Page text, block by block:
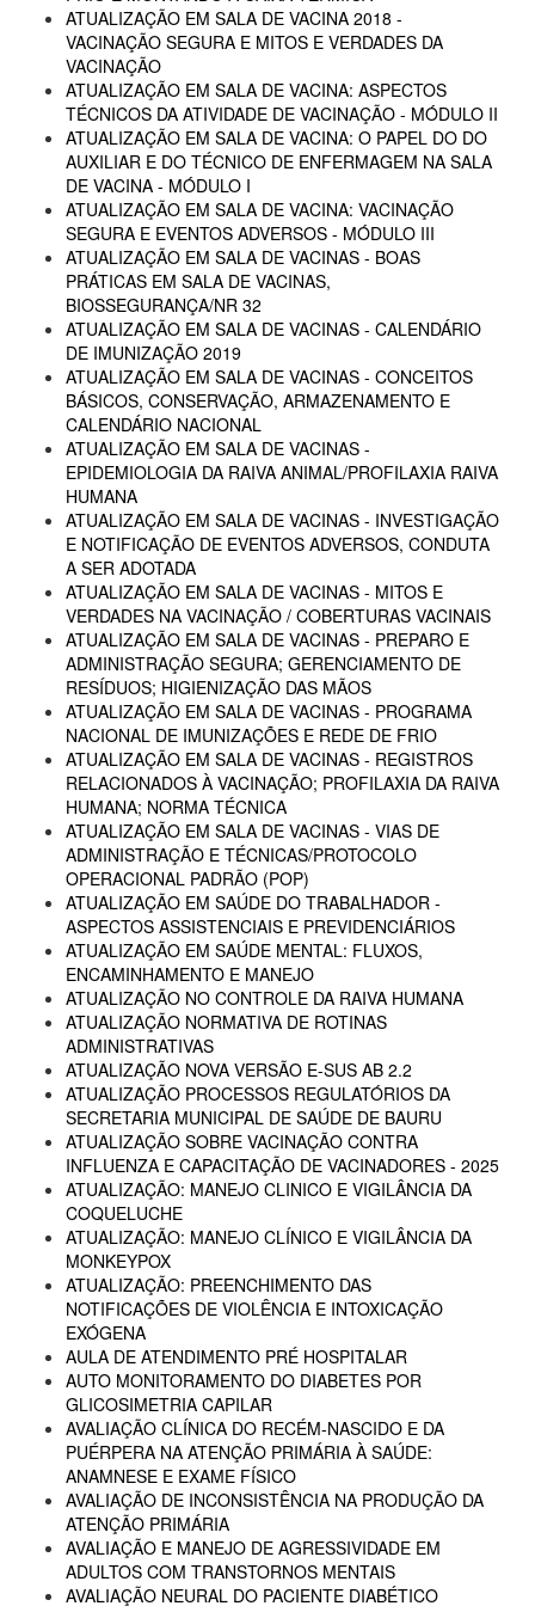
ATUALIZAÇÃO EM SALA DE VACINA 2018 -
VACINAÇÃO SEGURA E MITOS E VERDADES DA
VACINAÇÃO
ATUALIZAÇÃO EM SALA DE VACINA: ASPECTOS
TÉCNICOS DA ATIVIDADE DE VACINAÇÃO - MÓDULO II
ATUALIZAÇÃO EM SALA DE VACINA: O PAPEL DO DO
AUXILIAR E DO TÉCNICO DE ENFERMAGEM NA SALA
DE VACINA - MÓDULO I
ATUALIZAÇÃO EM SALA DE VACINA: VACINAÇÃO
SEGURA E EVENTOS ADVERSOS - MÓDULO III
ATUALIZAÇÃO EM SALA DE VACINAS - BOAS
PRÁTICAS EM SALA DE VACINAS,
BIOSSEGURANÇA/NR 32
ATUALIZAÇÃO EM SALA DE VACINAS - CALENDÁRIO
DE IMUNIZAÇÃO 2019
ATUALIZAÇÃO EM SALA DE VACINAS - CONCEITOS
BÁSICOS, CONSERVAÇÃO, ARMAZENAMENTO E
CALENDÁRIO NACIONAL
ATUALIZAÇÃO EM SALA DE VACINAS -
EPIDEMIOLOGIA DA RAIVA ANIMAL/PROFILAXIA RAIVA
HUMANA
ATUALIZAÇÃO EM SALA DE VACINAS - INVESTIGAÇÃO
E NOTIFICAÇÃO DE EVENTOS ADVERSOS, CONDUTA
A SER ADOTADA
ATUALIZAÇÃO EM SALA DE VACINAS - MITOS E
VERDADES NA VACINAÇÃO / COBERTURAS VACINAIS
ATUALIZAÇÃO EM SALA DE VACINAS - PREPARO E
ADMINISTRAÇÃO SEGURA; GERENCIAMENTO DE
RESÍDUOS; HIGIENIZAÇÃO DAS MÃOS
ATUALIZAÇÃO EM SALA DE VACINAS - PROGRAMA
NACIONAL DE IMUNIZAÇÕES E REDE DE FRIO
ATUALIZAÇÃO EM SALA DE VACINAS - REGISTROS
RELACIONADOS À VACINAÇÃO; PROFILAXIA DA RAIVA
HUMANA; NORMA TÉCNICA
ATUALIZAÇÃO EM SALA DE VACINAS - VIAS DE
ADMINISTRAÇÃO E TÉCNICAS/PROTOCOLO
OPERACIONAL PADRÃO (POP)
ATUALIZAÇÃO EM SAÚDE DO TRABALHADOR -
ASPECTOS ASSISTENCIAIS E PREVIDENCIÁRIOS
ATUALIZAÇÃO EM SAÚDE MENTAL: FLUXOS,
ENCAMINHAMENTO E MANEJO
ATUALIZAÇÃO NO CONTROLE DA RAIVA HUMANA
ATUALIZAÇÃO NORMATIVA DE ROTINAS
ADMINISTRATIVAS
ATUALIZAÇÃO NOVA VERSÃO E-SUS AB 2.2
ATUALIZAÇÃO PROCESSOS REGULATÓRIOS DA
SECRETARIA MUNICIPAL DE SAÚDE DE BAURU
ATUALIZAÇÃO SOBRE VACINAÇÃO CONTRA
INFLUENZA E CAPACITAÇÃO DE VACINADORES - 2025
ATUALIZAÇÃO: MANEJO CLINICO E VIGILÂNCIA DA
COQUELUCHE
ATUALIZAÇÃO: MANEJO CLÍNICO E VIGILÂNCIA DA
MONKEYPOX
ATUALIZAÇÃO: PREENCHIMENTO DAS
NOTIFICAÇÕES DE VIOLÊNCIA E INTOXICAÇÃO
EXÓGENA
AULA DE ATENDIMENTO PRÉ HOSPITALAR
AUTO MONITORAMENTO DO DIABETES POR
GLICOSIMETRIA CAPILAR
AVALIAÇÃO CLÍNICA DO RECÉM-NASCIDO E DA
PUÉRPERA NA ATENÇÃO PRIMÁRIA À SAÚDE:
ANAMNESE E EXAME FÍSICO
AVALIAÇÃO DE INCONSISTÊNCIA NA PRODUÇÃO DA
ATENÇÃO PRIMÁRIA
AVALIAÇÃO E MANEJO DE AGRESSIVIDADE EM
ADULTOS COM TRANSTORNOS MENTAIS
AVALIAÇÃO NEURAL DO PACIENTE DIABÉTICO